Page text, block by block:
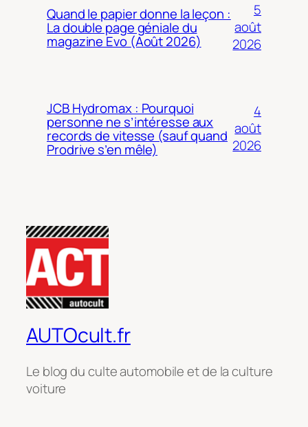
Quand le papier donne la leçon :
La double page géniale du
magazine Evo (Août 2026)
5
août
2026
JCB Hydromax : Pourquoi
personne ne s’intéresse aux
records de vitesse (sauf quand
Prodrive s’en mêle)
4
août
2026
AUTOcult.fr
Le blog du culte automobile et de la culture
voiture